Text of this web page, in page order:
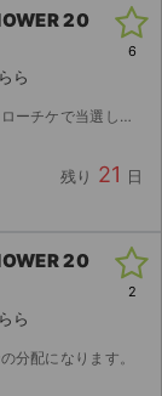
20
ら
す。 分配可能になり次第、取引連絡にてUR...
残り 21 日
6
20
ら
分配になります。
2